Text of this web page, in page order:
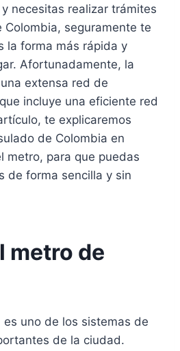
necesitas realizar trámites
Colombia, seguramente te
la forma más rápida y
Afortunadamente, la
extensa red de
incluye una eficiente red
te explicaremos
de Colombia en
metro, para que puedas
de forma sencilla y sin
metro de
uno de los sistemas de
de la ciudad.